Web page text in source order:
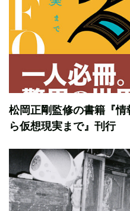
松岡正剛監修の書籍『
ら仮想現実まで』刊行